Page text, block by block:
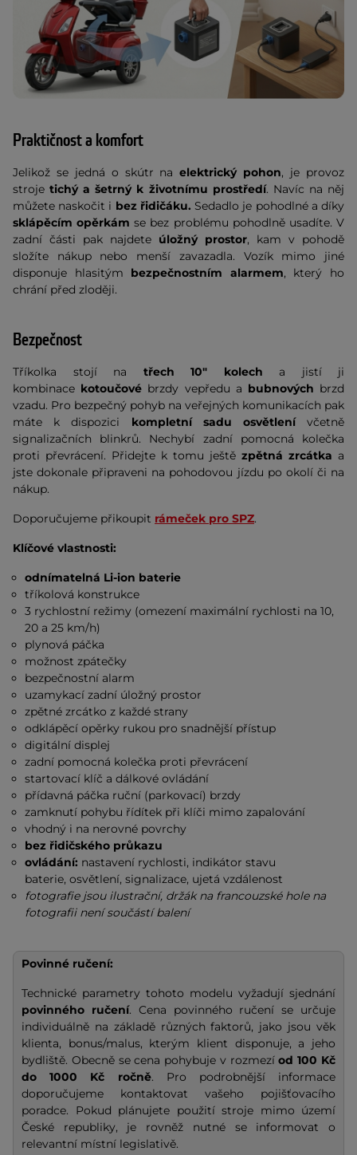
Praktičnost a komfort
Jelikož se jedná o skútr naelektrický pohon, je provoz
strojetichý a šetrný k životnímu prostředí. Navíc na něj
můžete naskočit i bez řidičáku. Sedadlo je pohodlné a díky
sklápěcím opěrkám se bez problému pohodlně usadíte. V
zadní části pak najdete úložný prostor, kam v pohodě
složíte nákup nebo menší zavazadla. Vozík mimo jiné
disponuje hlasitým bezpečnostním alarmem, který ho
chrání před zloději.
Bezpečnost
Tříkolka stojí na třech 10" kolech a jistí ji
kombinace kotoučové brzdy vepředu a bubnových brzd
vzadu. Pro bezpečný pohyb na veřejných komunikacích pak
máte k dispozici kompletní sadu osvětlení včetně
signalizačních blinkrů. Nechybí zadní pomocná kolečka
proti převrácení. Přidejte k tomu ještě zpětná zrcátka a
jste dokonale připraveni na pohodovou jízdu po okolí či na
nákup.
Doporučujeme přikoupit rámeček pro SPZ.
Klíčové vlastnosti:
odnímatelná Li-ion baterie
tříkolová konstrukce
3 rychlostní režimy (omezení maximální rychlosti na 10,
20 a 25 km/h)
plynová páčka
možnost zpátečky
bezpečnostní alarm
uzamykací zadní úložný prostor
zpětné zrcátko z každé strany
odklápěcí opěrky rukou pro snadnější přístup
digitální displej
zadní pomocná kolečka proti převrácení
startovací klíč a dálkové ovládání
přídavná páčka ruční (parkovací) brzdy
zamknutí pohybu řídítek při klíči mimo zapalování
vhodný i na nerovné povrchy
bez řidičského průkazu
ovládání: nastavení rychlosti, indikátor stavu
baterie, osvětlení, signalizace, ujetá vzdálenost
fotografie jsou ilustrační, držák na francouzské hole na
fotografii není součástí balení
Povinné ručení:
Technické parametry tohoto modelu vyžadují sjednání
povinného ručení. Cena povinného ručení se určuje
individuálně na základě různých faktorů, jako jsou věk
klienta, bonus/malus, kterým klient disponuje, a jeho
bydliště. Obecně se cena pohybuje v rozmezíod 100 Kč
do 1000 Kč ročně. Pro podrobnější informace
doporučujeme kontaktovat vašeho pojišťovacího
poradce. Pokud plánujete použití stroje mimo území
České republiky, je rovněž nutné se informovat o
relevantní místní legislativě.